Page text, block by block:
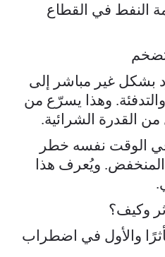
النفط في القطاع
بشكل غير مباشر إلى
والتدفئة. وهذا يسرّع من
القدرة الشرائية.
في الوقت نفسه خطر
المنخفض. ويُعرف هذا
وكيف؟
والأول في اضطراب